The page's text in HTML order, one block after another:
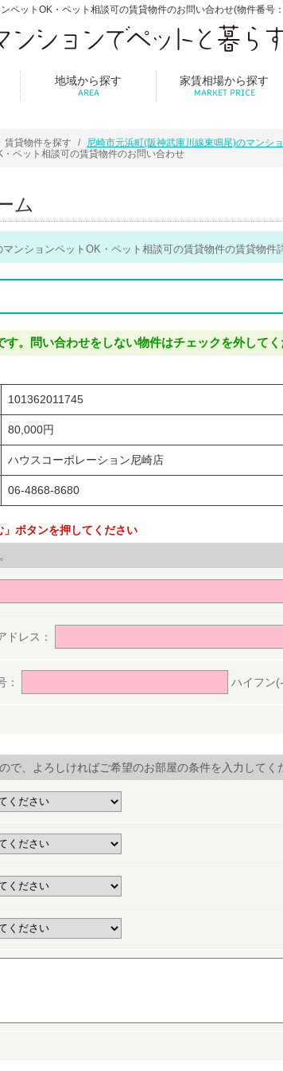
ペットOK・ペット相談可の賃貸物件のお問い合わせ(物件番号
地域から探す
AREA
家賃相場から探す
MARKET PRICE
賃貸物件を探す 尼崎市元浜町(阪神武庫川線東鳴尾)のマンシ
ペット相談可の賃貸物件のお問い合わせ
ム
ンションペットOK・ペット相談可の賃貸物件の賃貸物件
。問い合わせをしない物件はチェックを外してく
101362011745
80,000円
ハウスコーポレーション尼崎店
06-4868-8680
ボタンを押してください
ドレス：
： ハイフン
で、よろしければご希望のお部屋の条件を入力してく